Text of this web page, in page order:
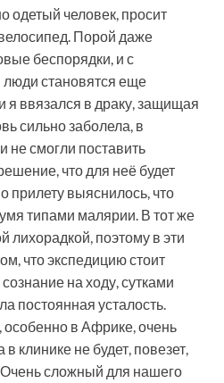
одетый человек, просит
Порой даже
беспорядки, и с
становятся еще
я ввязался в драку, защищая
сильно заболела, в
не смогли поставить
что для неё будет
прилету выяснилось, что
типами малярии. В тот же
лихорадкой, поэтому в эти
что экспедицию стоит
на ходу, сутками
постоянная усталость.
особенно в Африке, очень
клинике не будет, повезет,
Очень сложный для нашего